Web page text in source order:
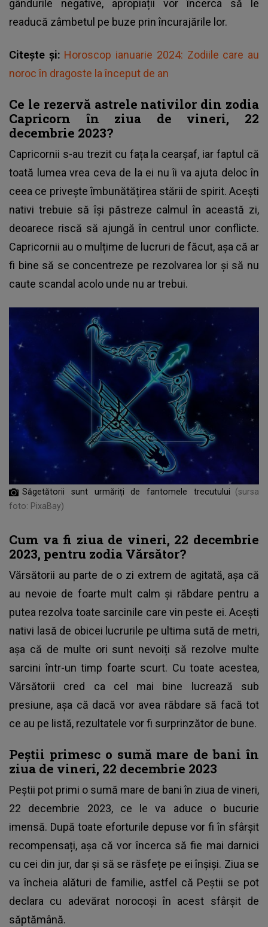
gândurile negative, apropiații vor încerca să le
readucă zâmbetul pe buze prin încurajările lor.
Citește și: Horoscop ianuarie 2024: Zodiile care au
noroc în dragoste la început de an
Ce le rezervă astrele nativilor din zodia
Capricorn în ziua de vineri, 22
decembrie 2023?
Capricornii s-au trezit cu fața la cearșaf, iar faptul că
toată lumea vrea ceva de la ei nu îi va ajuta deloc în
ceea ce privește îmbunătățirea stării de spirit. Acești
nativi trebuie să își păstreze calmul în această zi,
deoarece riscă să ajungă în centrul unor conflicte.
Capricornii au o mulțime de lucruri de făcut, așa că ar
fi bine să se concentreze pe rezolvarea lor și să nu
caute scandal acolo unde nu ar trebui.
Săgetătorii sunt urmăriți de fantomele trecutului
(sursa
foto: PixaBay)
Cum va fi ziua de vineri, 22 decembrie
2023, pentru zodia Vărsător?
Vărsătorii au parte de o zi extrem de agitată, așa că
au nevoie de foarte mult calm și răbdare pentru a
putea rezolva toate sarcinile care vin peste ei. Acești
nativi lasă de obicei lucrurile pe ultima sută de metri,
așa că de multe ori sunt nevoiți să rezolve multe
sarcini într-un timp foarte scurt. Cu toate acestea,
Vărsătorii cred ca cel mai bine lucrează sub
presiune, așa că dacă vor avea răbdare să facă tot
ce au pe listă, rezultatele vor fi surprinzător de bune.
Peștii primesc o sumă mare de bani în
ziua de vineri, 22 decembrie 2023
Peștii pot primi o sumă mare de bani în ziua de vineri,
22 decembrie 2023, ce le va aduce o bucurie
imensă. După toate eforturile depuse vor fi în sfârșit
recompensați, așa că vor încerca să fie mai darnici
cu cei din jur, dar și să se răsfețe pe ei înșiși. Ziua se
va încheia alături de familie, astfel că Peștii se pot
declara cu adevărat norocoși în acest sfârșit de
săptămână.